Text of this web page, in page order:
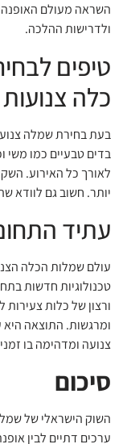
השראה מעולם האופנה
ולדרישות ההלכה.
טיפים
כלה צנועות
בעת בחירת שמלה
בדים טבעיים כמו משי
לאורך כל האירוע.
יותר. חשוב גם לוודא
עתיד
עולם שמלות הכלה
טכנולוגיות חדשות
ורצון של כלות
ומרגשות. התוצאה היא
צנועה ומדהימה בו
סיכום
השוק הישראלי של
ערכים דתיים לבין